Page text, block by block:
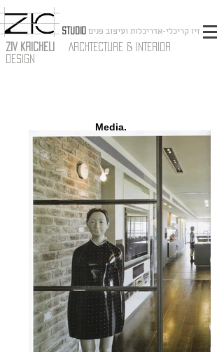
STUDIO
ZIV KRICHELI
ARCHTECTURE & INTERIOR
DESIGN
זיו קריכלי-אדריכלות ועיצוב פנים
Media.